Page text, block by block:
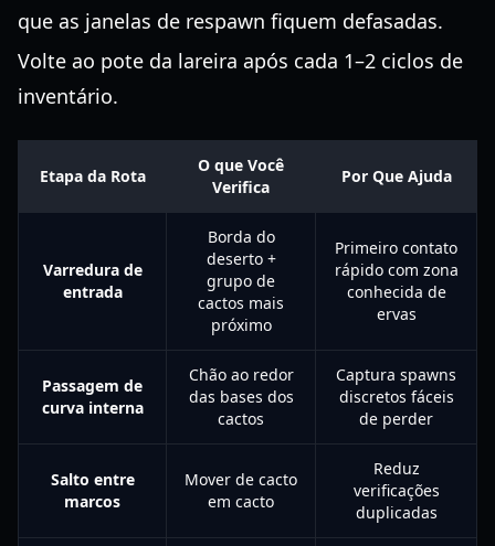
que as janelas de respawn fiquem defasadas.
Volte ao pote da lareira após cada 1–2 ciclos de
inventário.
Etapa da Rota
O que Você
Verifica
Por Que Ajuda
Varredura de
entrada
Borda do
deserto +
grupo de
cactos mais
próximo
Primeiro contato
rápido com zona
conhecida de
ervas
Passagem de
curva interna
Chão ao redor
das bases dos
cactos
Captura spawns
discretos fáceis
de perder
Salto entre
marcos
Mover de cacto
em cacto
Reduz
verificações
duplicadas